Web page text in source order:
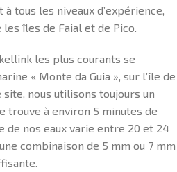
tous les niveaux d’expérience,
îles de Faial et de Pico.
les plus courants se
« Monte da Guia », sur l’île de
nous utilisons toujours un
trouve à environ 5 minutes de
de nos eaux varie entre 20 et 24
combinaison de 5 mm ou 7 mm